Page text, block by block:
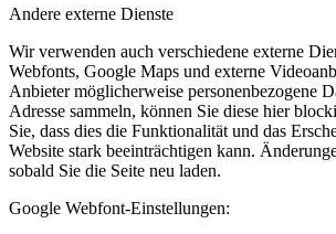
Andere externe Dienste
Wir verwenden auch verschiedene externe
Webfonts, Google Maps und externe
Anbieter möglicherweise personenbezogene
Adresse sammeln, können Sie diese hier
Sie, dass dies die Funktionalität und das
Website stark beeinträchtigen kann.
sobald Sie die Seite neu laden.
Google Webfont-Einstellungen: